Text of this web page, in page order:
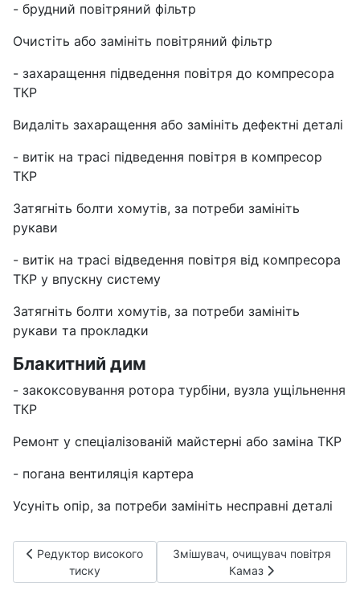
- брудний повітряний фільтр
Очистіть або замініть повітряний фільтр
- захаращення підведення повітря до компресора
ТКР
Видаліть захаращення або замініть дефектні деталі
- витік на трасі підведення повітря в компресор
ТКР
Затягніть болти хомутів, за потреби замініть
рукави
- витік на трасі відведення повітря від компресора
ТКР у впускну систему
Затягніть болти хомутів, за потреби замініть
рукави та прокладки
Блакитний дим
- закоксовування ротора турбіни, вузла ущільнення
ТКР
Ремонт у спеціалізованій майстерні або заміна ТКР
- погана вентиляція картера
Усуніть опір, за потреби замініть несправні деталі
Попередня стаття: Редуктор високого тиску
Редуктор високого
тиску
Наступна стаття: Змішувач,
Змішувач, очищувач повітря
Камаз